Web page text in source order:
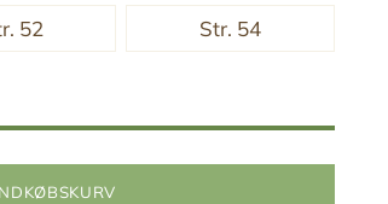
52 Str. 54